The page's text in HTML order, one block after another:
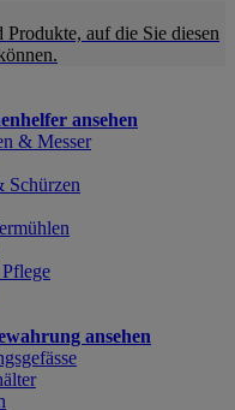
auf die Sie diesen
ansehen
& Messer
Schürzen
ansehen